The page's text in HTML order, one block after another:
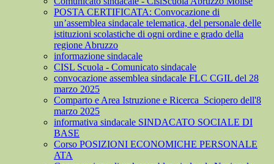
POSTA CERTIFICATA: Convocazione di
un’assemblea sindacale telematica, del personale delle
istituzioni scolastiche di ogni ordine e grado della
regione Abruzzo
informazione sindacale
CISL Scuola - Comunicato sindacale
convocazione assemblea sindacale FLC CGIL del 28
marzo 2025
Comparto e Area Istruzione e Ricerca_Sciopero dell'8
marzo 2025
informativa sindacale SINDACATO SOCIALE DI
BASE
Corso POSIZIONI ECONOMICHE PERSONALE
ATA